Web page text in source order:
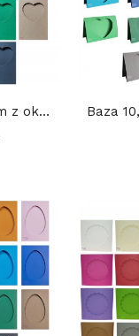
Baza 10,5 x 15 cm z okienkiem: Serce 1. 7,5 x 6...